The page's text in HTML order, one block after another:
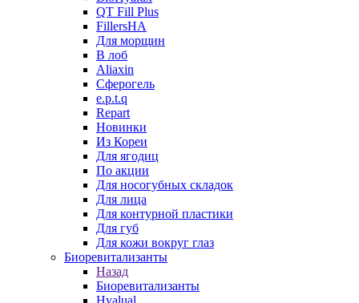
QT Fill Plus
FillersHA
Для морщин
В лоб
Aliaxin
Сферогель
e.p.t.q
Repart
Новинки
Из Кореи
Для ягодиц
По акции
Для носогубных складок
Для лица
Для контурной пластики
Для губ
Для кожи вокруг глаз
Биоревитализанты
Назад
Биоревитализанты
Hyalual